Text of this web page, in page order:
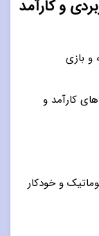
و کارآمد
و بازی
کارآمد و
و خودکار